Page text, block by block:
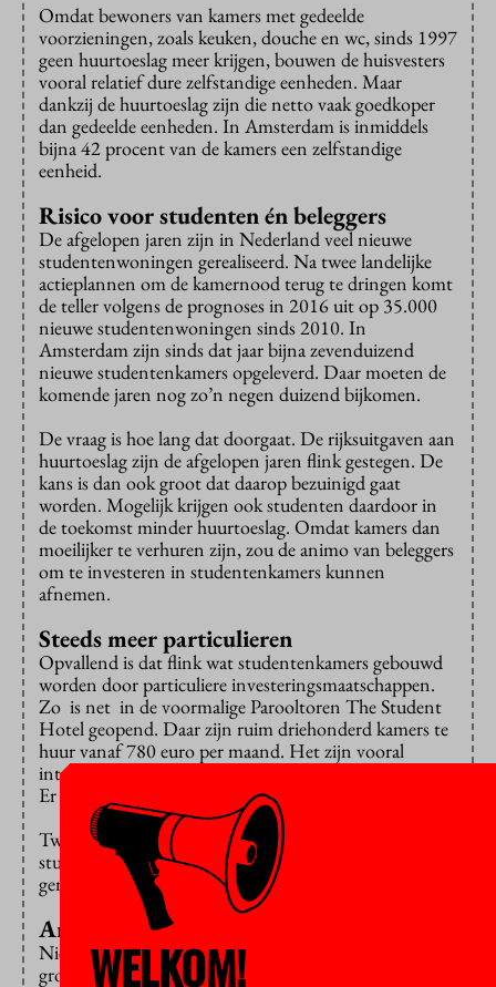
Omdat bewoners van kamers met gedeelde
voorzieningen, zoals keuken, douche en wc, sinds 1997
geen huurtoeslag meer krijgen, bouwen de huisvesters
vooral relatief dure zelfstandige eenheden. Maar
dankzij de huurtoeslag zijn die netto vaak goedkoper
dan gedeelde eenheden. In Amsterdam is inmiddels
bijna 42 procent van de kamers een zelfstandige
eenheid.
Risico voor studenten én beleggers
De afgelopen jaren zijn in Nederland veel nieuwe
studentenwoningen gerealiseerd. Na twee landelijke
actieplannen om de kamernood terug te dringen komt
de teller volgens de prognoses in 2016 uit op 35.000
nieuwe studentenwoningen sinds 2010. In
Amsterdam zijn sinds dat jaar bijna zevenduizend
nieuwe studentenkamers opgeleverd. Daar moeten de
komende jaren nog zo’n negen duizend bijkomen.
De vraag is hoe lang dat doorgaat. De rijksuitgaven aan
huurtoeslag zijn de afgelopen jaren flink gestegen. De
kans is dan ook groot dat daarop bezuinigd gaat
worden. Mogelijk krijgen ook studenten daardoor in
de toekomst minder huurtoeslag. Omdat kamers dan
moeilijker te verhuren zijn, zou de animo van beleggers
om te investeren in studentenkamers kunnen
afnemen.
Steeds meer particulieren
Opvallend is dat flink wat studentenkamers gebouwd
worden door particuliere investeringsmaatschappen.
Zo is net in de voormalige Parooltoren The Student
Hotel geopend. Daar zijn ruim driehonderd kamers te
huur vanaf 780 euro per maand. Het zijn vooral
internationale studenten die daar hun intrek nemen.
Er was al een Student Hotel in Amsterdam west.
Twee jaar geleden is bijvoorbeeld ook in Diemen een
studentencampus met bijna duizend woningen
gerealiseerd door een particuliere investeerder.
Amsterdam het duurst
Niet dat daarmee de kamernood echt voorbij is. De
grootste studentenhuisvester Duwo vreest door de
WELKOM!